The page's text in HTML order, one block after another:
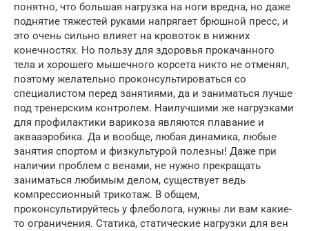
понятно, что большая нагрузка на ноги вредна, но даже
поднятие тяжестей руками напрягает брюшной пресс, и
это очень сильно влияет на кровоток в нижних
конечностях. Но пользу для здоровья прокачанного
тела и хорошего мышечного корсета никто не отменял,
поэтому желательно проконсультироваться со
специалистом перед занятиями, да и заниматься лучше
под тренерским контролем. Наилучшими же нагрузками
для профилактики варикоза являются плавание и
аквааэробика. Да и вообще, любая динамика, любые
занятия спортом и физкультурой полезны! Даже при
наличии проблем с венами, не нужно прекращать
заниматься любимым делом, существует ведь
компрессионный трикотаж. В общем,
проконсультируйтесь у флеболога, нужны ли вам какие-
то ограничения. Статика, статические нагрузки для вен